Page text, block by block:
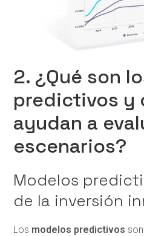
2. ¿Qué son
predictivos y
ayudan a
escenarios?
Modelos
de la inversión
Los modelos predictivos